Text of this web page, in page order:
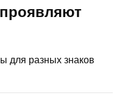
проявляют
для разных знаков